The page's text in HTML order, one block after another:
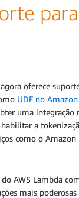
oferece
UDF no
uma
a
como o
AWS Lambda
mais